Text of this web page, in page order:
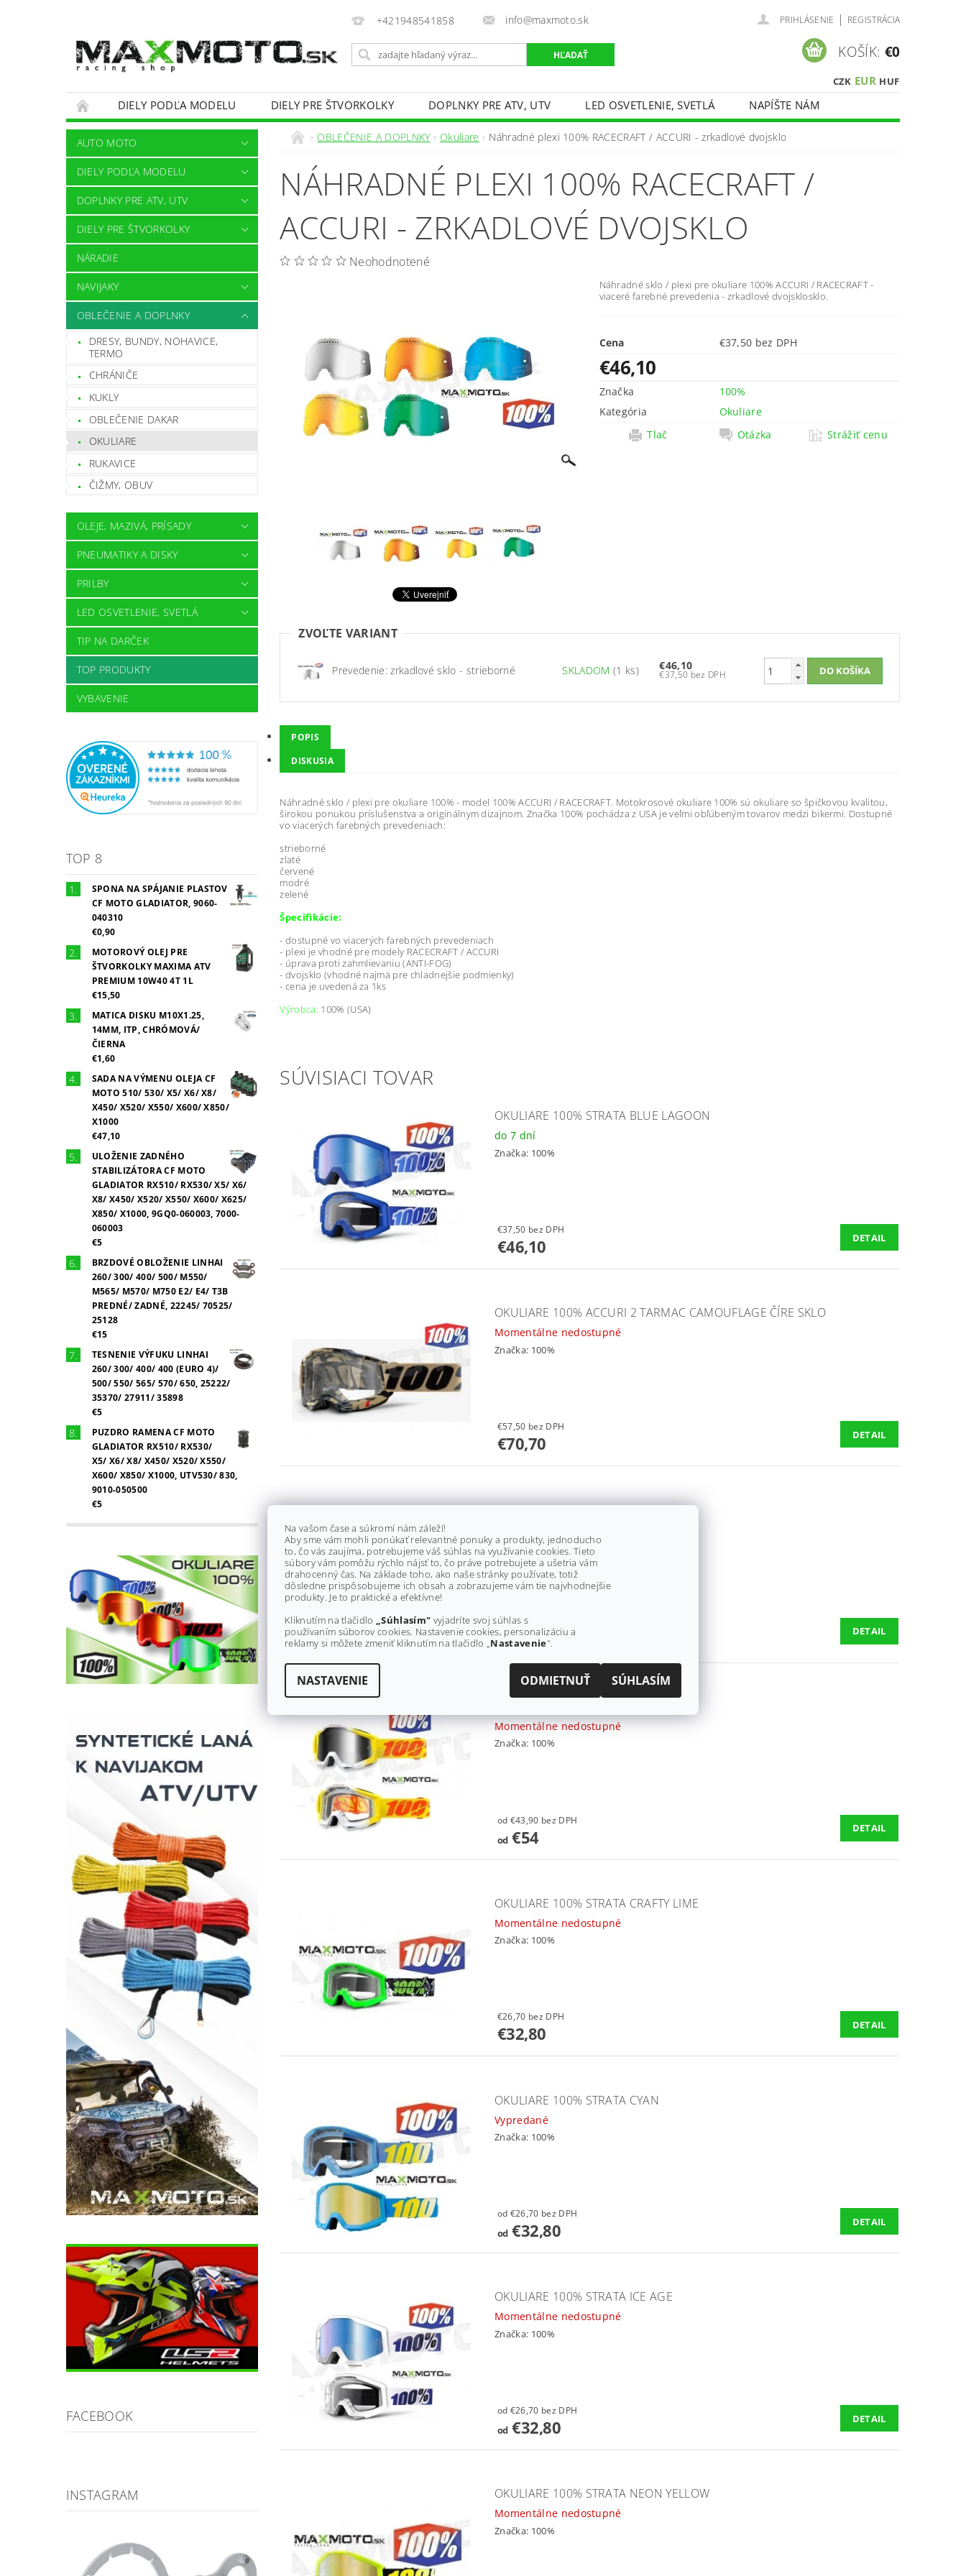
+421948541858 info@maxmoto.sk PRIHLÁSENIE | REGISTRÁCIA
CZK EUR HUF
KOŠÍK: €0
DIELY PODĽA MODELU DIELY PRE ŠTVORKOLKY DOPLNKY PRE ATV, UTV LED OSVETLENIE, SVETLÁ
NAPÍŠTE NÁM
OBCHODNÉ PODMIENKY
KONTAKTY
AUTO MOTO
DIELY PODĽA MODELU
DOPLNKY PRE ATV, UTV
DIELY PRE ŠTVORKOLKY
NÁRADIE
NAVIJAKY
OBLEČENIE A DOPLNKY
DRESY, BUNDY, NOHAVICE,
TERMO
CHRÁNIČE
KUKLY
OBLEČENIE DAKAR
OKULIARE
RUKAVICE
ČIŽMY, OBUV
OLEJE, MAZIVÁ, PRÍSADY
PNEUMATIKY A DISKY
PRILBY
LED OSVETLENIE, SVETLÁ
TIP NA DARČEK
TOP PRODUKTY
VYBAVENIE
TOP 8
SPONA NA SPÁJANIE PLASTOV
CF MOTO GLADIATOR, 9060-
040310
€0,90
MOTOROVÝ OLEJ PRE
ŠTVORKOLKY MAXIMA ATV
PREMIUM 10W40 4T 1L
€15,50
MATICA DISKU M10X1.25,
14MM, ITP, CHRÓMOVÁ/
ČIERNA
€1,60
SADA NA VÝMENU OLEJA CF
MOTO 510/ 530/ X5/ X6/ X8/
X450/ X520/ X550/ X600/ X850/
X1000
€47,10
ULOŽENIE ZADNÉHO
STABILIZÁTORA CF MOTO
GLADIATOR RX510/ RX530/ X5/ X6/
X8/ X450/ X520/ X550/ X600/ X625/
X850/ X1000, 9GQ0-060003, 7000-
060003
€5
BRZDOVÉ OBLOŽENIE LINHAI
260/ 300/ 400/ 500/ M550/
M565/ M570/ M750 E2/ E4/ T3B
PREDNÉ/ ZADNÉ, 22245/ 70525/
25128
€15
TESNENIE VÝFUKU LINHAI
260/ 300/ 400/ 400 (EURO 4)/
500/ 550/ 565/ 570/ 650, 25222/
35370/ 27911/ 35898
€5
PUZDRO RAMENA CF MOTO
GLADIATOR RX510/ RX530/
X5/ X6/ X8/ X450/ X520/ X550/
X600/ X850/ X1000, UTV530/ 830,
9010-050500
€5
FACEBOOK
INSTAGRAM
OBLEČENIE A DOPLNKY Okuliare Náhradné plexi 100% RACECRAFT / ACCURI - zrkadlové dvojsklo
NÁHRADNÉ PLEXI 100% RACECRAFT /
ACCURI - ZRKADLOVÉ DVOJSKLO
Neohodnotené
Náhradné sklo / plexi pre okuliare 100% ACCURI / RACECRAFT -
viaceré farebné prevedenia - zrkadlové dvojsklosklo.
Cena €37,50 bez DPH
€46,10
Značka
100%
Kategória
Okuliare
Tlač
Otázka Strážiť cenu
ZVOĽTE VARIANT
Prevedenie: zrkadlové sklo - strieborné SKLADOM (1 ks) €46,10
€37,50 bez DPH
POPIS
DISKUSIA
Náhradné sklo / plexi pre okuliare 100% - model 100% ACCURI / RACECRAFT. Motokrosové okuliare 100% sú okuliare so špičkovou kvalitou,
širokou ponukou príslušenstva a originálnym dizajnom. Značka 100% pochádza z USA je veľmi obľúbeným tovarov medzi bikermi. Dostupné
vo viacerých farebných prevedeniach:
strieborné
zlaté
červené
modré
zelené
Špecifikácie:
- dostupné vo viacerých farebných prevedeniach
- plexi je vhodné pre modely RACECRAFT / ACCURI
- úprava proti zahmlievaniu (ANTI-FOG)
- dvojsklo (vhodné najmä pre chladnejšie podmienky)
- cena je uvedená za 1ks
Výrobca: 100% (USA)
SÚVISIACI TOVAR
OKULIARE 100% STRATA BLUE LAGOON
do 7 dní
Značka: 100%
€37,50 bez DPH
€46,10 DETAIL
OKULIARE 100% ACCURI 2 TARMAC CAMOUFLAGE ČÍRE SKLO
Momentálne nedostupné
Značka: 100%
€57,50 bez DPH
€70,70 DETAIL
OKULIARE 100% ACCURI SULTAN
Značka:100%
€69 DETAIL
Momentálne nedostupné
Značka: 100%
od €43,90 bez DPH
od€54 DETAIL
OKULIARE 100% STRATA CRAFTY LIME
Momentálne nedostupné
Značka: 100%
€26,70 bez DPH
€32,80 DETAIL
OKULIARE 100% STRATA CYAN
Vypredané
Značka: 100%
od €26,70 bez DPH
od€32,80 DETAIL
OKULIARE 100% STRATA ICE AGE
Momentálne nedostupné
Značka: 100%
od €26,70 bez DPH
od€32,80 DETAIL
OKULIARE 100% STRATA NEON YELLOW
Momentálne nedostupné
Značka: 100%
Na vašom čase a súkromí nám záleží!
Aby sme vám mohli ponúkať relevantné ponuky a produkty, jednoducho
to, čo vás zaujíma, potrebujeme váš súhlas na využívanie cookies. Tieto
súbory vám pomôžu rýchlo nájsť to, čo práve potrebujete a ušetria vám
drahocenný čas. Na základe toho, ako naše stránky používate, totiž
dôsledne prispôsobujeme ich obsah a zobrazujeme vám tie najvhodnejšie
produkty. Je to praktické a efektívne!
Kliknutím na tlačidlo „Súhlasím" vyjadríte svoj súhlas s
používaním súborov cookies. Nastavenie cookies, personalizáciu a
reklamy si môžete zmeniť kliknutím na tlačidlo „Nastavenie".
NASTAVENIE ODMIETNUŤ SÚHLASÍM